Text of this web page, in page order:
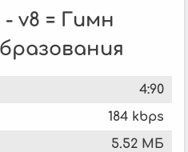
v8 = Гимн
4:90
184 kbps
5.52 МБ